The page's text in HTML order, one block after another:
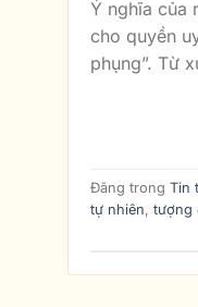
Ý nghĩa của
cho quyền
phụng”. Từ
Đăng trong Tin
tự nhiên, tượng